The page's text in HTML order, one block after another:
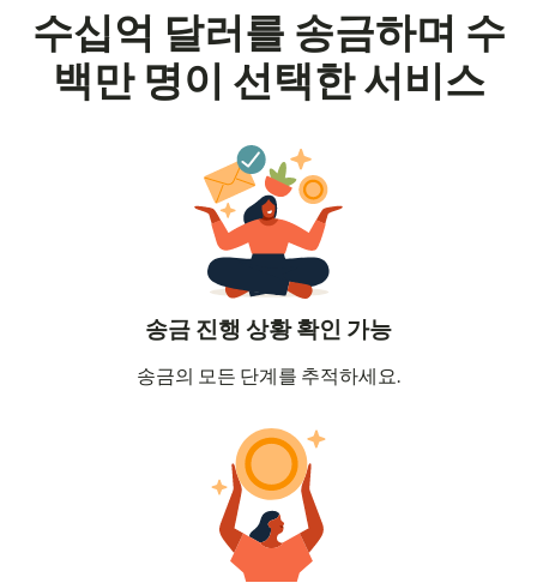
수십억 달러를 송금하며 수
백만 명이 선택한 서비스
송금 진행 상황 확인 가능
송금의 모든 단계를 추적하세요.